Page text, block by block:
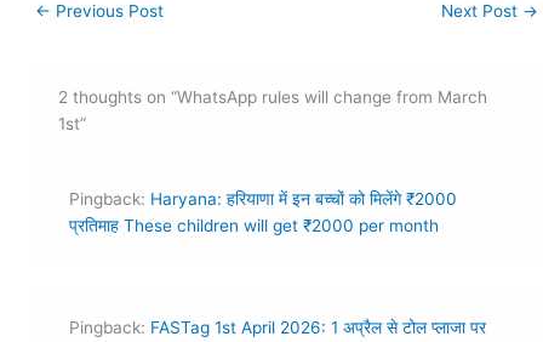
← Previous Post Next Post →
2 thoughts on “WhatsApp rules will change from March
1st”
Pingback: Haryana: हरियाणा में इन बच्चों को मिलेंगे ₹2000
प्रतिमाह These children will get ₹2000 per month
Pingback: FASTag 1st April 2026: 1 अप्रैल से टोल प्लाजा पर